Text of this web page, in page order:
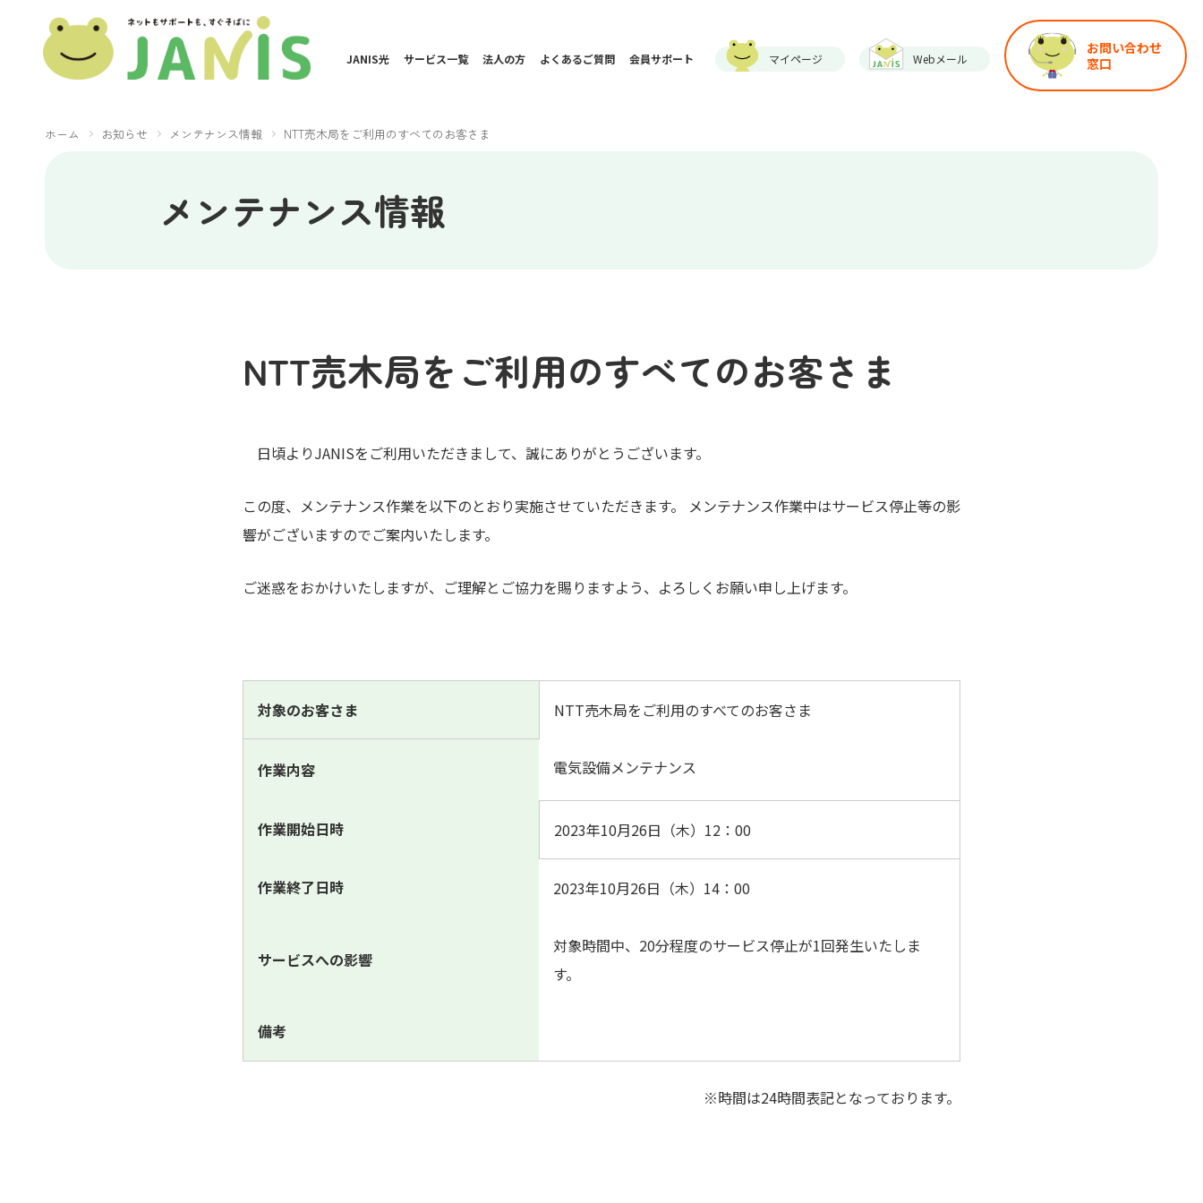
JANIS光 サービス一覧 法人の方 よくあるご質問 会員サポート マイページ Webメール
お問い合わせ
窓口
ホーム お知らせ メンテナンス情報 NTT売木局をご利用のすべてのお客さま
メンテナンス情報
NTT売木局をご利用のすべてのお客さま
日頃よりJANISをご利用いただきまして、誠にありがとうございます。
この度、メンテナンス作業を以下のとおり実施させていただきます。 メンテナンス作業中はサービス停止等の影
響がございますのでご案内いたします。
ご迷惑をおかけいたしますが、ご理解とご協力を賜りますよう、よろしくお願い申し上げます。
対象のお客さま NTT売木局をご利用のすべてのお客さま
作業内容 電気設備メンテナンス
作業開始日時 2023年10月26日（木）12：00
作業終了日時 2023年10月26日（木）14：00
サービスへの影響
対象時間中、20分程度のサービス停止が1回発生いたしま
す。
備考
※時間は24時間表記となっております。